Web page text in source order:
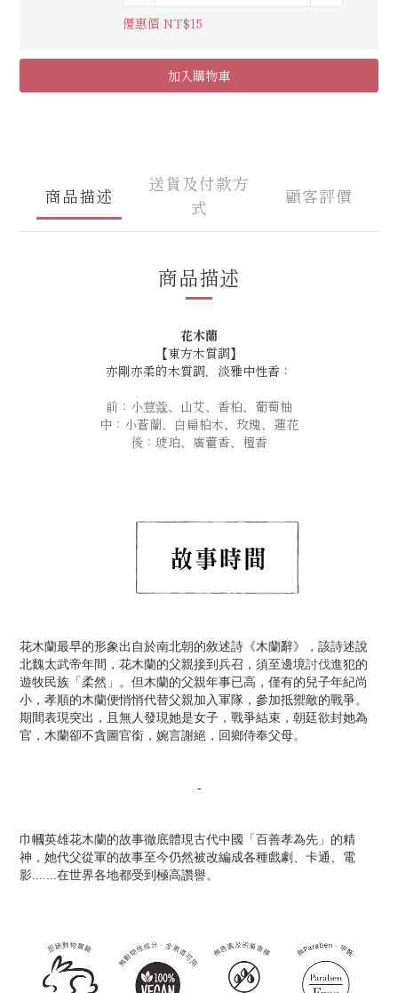
優惠價 NT$15
加入購物車
商品描述
送貨及付款方
式
顧客評價
商品描述
花木蘭
【東方木質調】
亦剛亦柔的木質調，淡雅中性香：
前：小荳蔻、山艾、香柏、葡萄柚
中：小蒼蘭、白扁柏木、玫瑰、蓮花
後：琥珀、廣藿香、檀香
花木蘭最早的形象出自於南北朝的敘述詩《木蘭辭》，該詩述說
北魏太武帝年間，花木蘭的父親接到兵召，須至邊境討伐進犯的
遊牧民族「柔然」。但木蘭的父親年事已高，僅有的兒子年紀尚
小，孝順的木蘭便悄悄代替父親加入軍隊，參加抵禦敵的戰爭。
期間表現突出，且無人發現她是女子，戰爭結束，朝廷欲封她為
官，木蘭卻不貪圖官銜，婉言謝絕，回鄉侍奉父母。
-
巾幗英雄花木蘭的故事徹底體現古代中國「百善孝為先」的精
神，她代父從軍的故事至今仍然被改編成各種戲劇、卡通、電
影.......在世界各地都受到極高讚譽。